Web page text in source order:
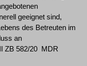
geeignet sind,
des Betreuten im
an
ZB 582/20 ­ MDR